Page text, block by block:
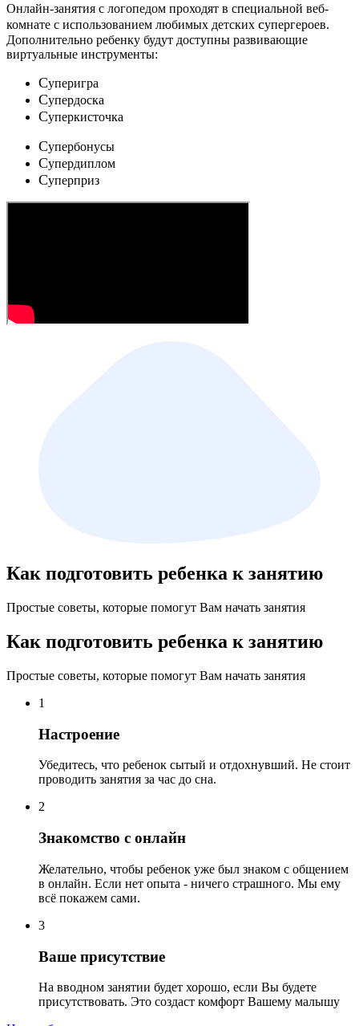
Онлайн-занятия с логопедом проходят в специальной веб-
комнате с использованием любимых детских cупергероев.
Дополнительно ребенку будут доступны развивающие
виртуальные инструменты:
Cуперигра
Cупердоска
Cуперкисточка
Cупербонусы
Cупердиплом
Cуперприз
Как подготовить ребенка к занятию
Простые советы, которые помогут Вам начать занятия
Как подготовить ребенка к занятию
Простые советы, которые помогут Вам начать занятия
1
Настроение
Убедитесь, что ребенок сытый и отдохнувший. Не стоит
проводить занятия за час до сна.
2
Знакомство с онлайн
Желательно, чтобы ребенок уже был знаком с общением
в онлайн. Если нет опыта - ничего страшного. Мы ему
всё покажем сами.
3
Ваше присутствие
На вводном занятии будет хорошо, если Вы будете
присутствовать. Это создаст комфорт Вашему малышу